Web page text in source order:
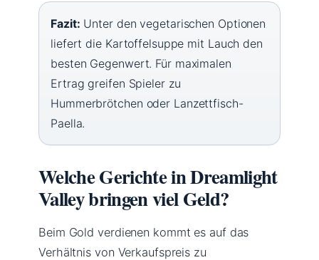
Fazit: Unter den vegetarischen Optionen
liefert die Kartoffelsuppe mit Lauch den
besten Gegenwert. Für maximalen
Ertrag greifen Spieler zu
Hummerbrötchen oder Lanzettfisch-
Paella.
Welche Gerichte in Dreamlight
Valley bringen viel Geld?
Beim Gold verdienen kommt es auf das
Verhältnis von Verkaufspreis zu